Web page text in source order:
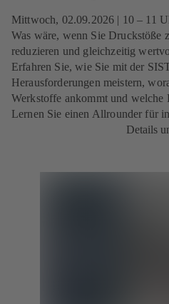
Mittwoch, 02.09.2026 | 10 – 11
Was wäre, wenn Sie Druckstöße
reduzieren und gleichzeitig
Erfahren Sie, wie Sie mit der
Herausforderungen meistern,
Werkstoffe ankommt und welche
Lernen Sie einen Allrounder für
Details